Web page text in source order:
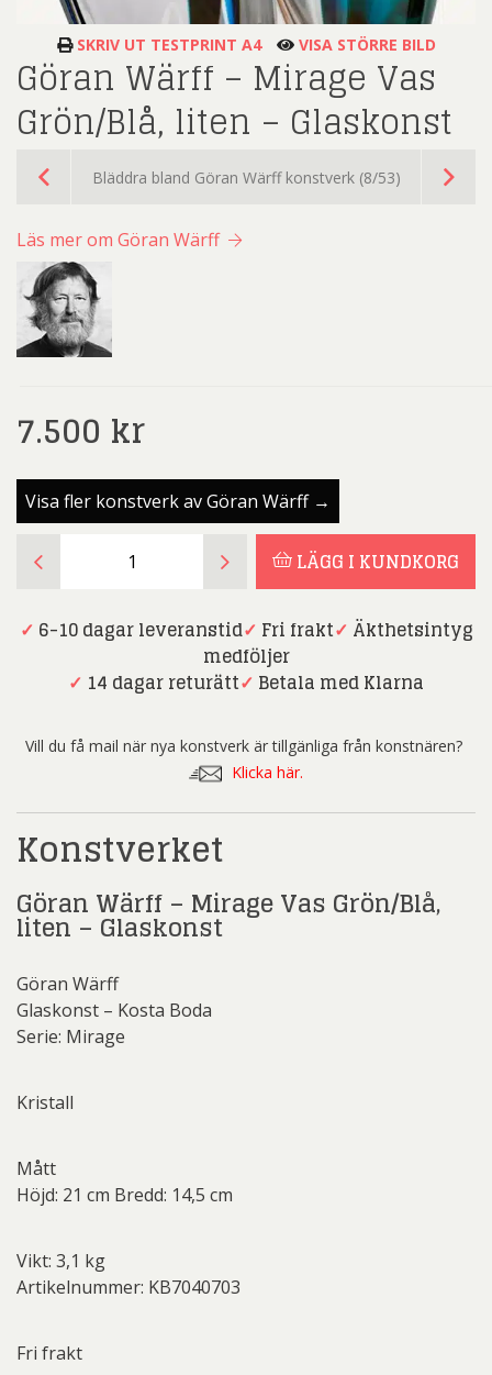
SKRIV UT TESTPRINT A4 VISA STÖRRE BILD
Göran Wärff – Mirage Vas
Grön/Blå, liten – Glaskonst
Bläddra bland Göran Wärff konstverk (8/53)
Läs mer om Göran Wärff
7.500 kr
Visa fler konstverk av Göran Wärff →
Wärff
Mirage
Grön/Blå,
Glaskonst
LÄGG I KUNDKORG
✓ 6-10 dagar leveranstid✓ Fri frakt✓ Äkthetsintyg
medföljer
✓ 14 dagar returätt✓ Betala med Klarna
Vill du få mail när nya konstverk är tillgänliga från konstnären?
Klicka här.
Konstverket
Göran Wärff – Mirage Vas Grön/Blå,
liten – Glaskonst
Göran Wärff
Glaskonst – Kosta Boda
Serie: Mirage
Kristall
Mått
Höjd: 21 cm Bredd: 14,5 cm
Vikt: 3,1 kg
Artikelnummer: KB7040703
Fri frakt